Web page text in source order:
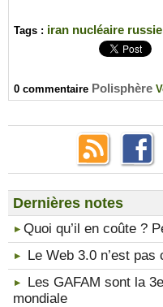
Tags : iran nucléaire russie
0 commentaire Polisphère
Dernières notes
​Quoi qu’il en coûte ?
Le Web 3.0 n’est
Les GAFAM sont la
mondiale